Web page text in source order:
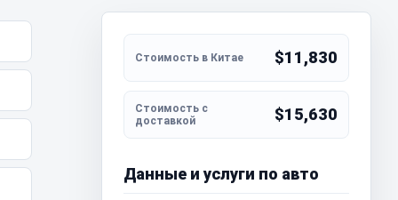
$11,830
$15,630
Данные и услуги по авто